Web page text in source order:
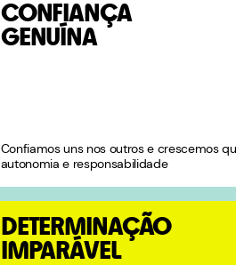
CONFIANÇA
GENUÍNA
Confiamos uns nos outros e crescemos
autonomia e responsabilidade
DETERMINAÇÃO
IMPARÁVEL